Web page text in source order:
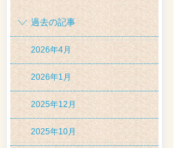
過去の記事
2026年4月
2026年1月
2025年12月
2025年10月